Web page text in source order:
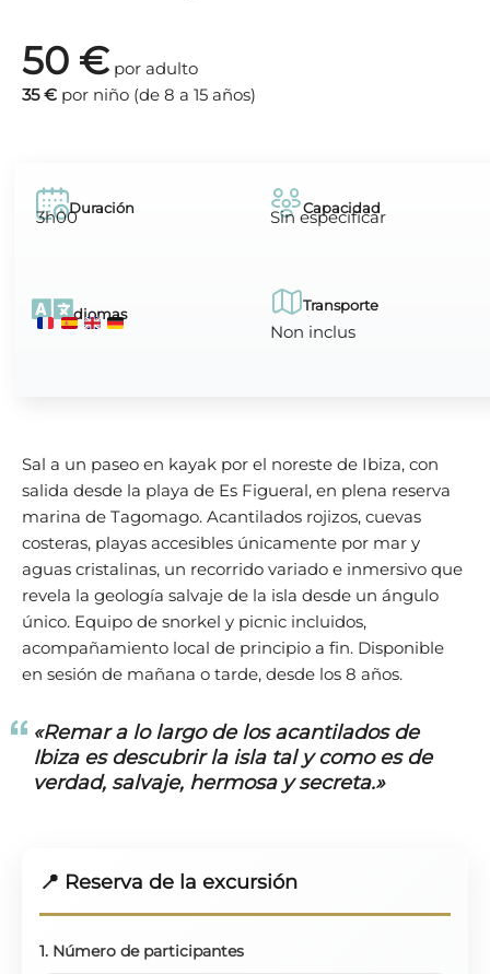
50 € por adulto
35 € por niño (de 8 a 15 años)
Duración
3h00 Capacidad
Sin especificar
Idiomas Transporte
Non inclus
Sal a un paseo en kayak por el noreste de Ibiza, con
salida desde la playa de Es Figueral, en plena reserva
marina de Tagomago. Acantilados rojizos, cuevas
costeras, playas accesibles únicamente por mar y
aguas cristalinas, un recorrido variado e inmersivo que
revela la geología salvaje de la isla desde un ángulo
único. Equipo de snorkel y picnic incluidos,
acompañamiento local de principio a fin. Disponible
en sesión de mañana o tarde, desde los 8 años.
«Remar a lo largo de los acantilados de
Ibiza es descubrir la isla tal y como es de
verdad, salvaje, hermosa y secreta.»
📍 Reserva de la excursión
1. Número de participantes